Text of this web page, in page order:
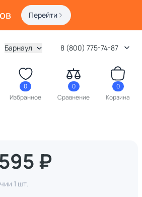
Перейти
Барнаул 8 (800) 775-74-87
0
Избранное
0
Сравнение
0
Корзина
₽
1 шт.